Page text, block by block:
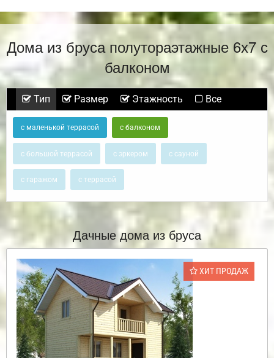
Дома из бруса полутораэтажные 6х7 с
балконом
Тип Размер Этажность Все
с маленькой террасой с балконом
с большой террасой с эркером с сауной
с гаражом с террасой
Дачные дома из бруса
ХИТ ПРОДАЖ